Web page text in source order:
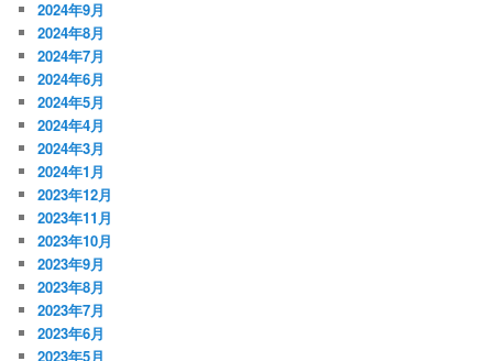
2024年9月
2024年8月
2024年7月
2024年6月
2024年5月
2024年4月
2024年3月
2024年1月
2023年12月
2023年11月
2023年10月
2023年9月
2023年8月
2023年7月
2023年6月
2023年5月